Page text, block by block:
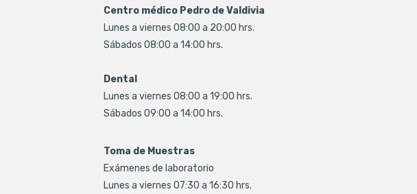
Centro médico Pedro de Valdivia
Lunes a viernes 08:00 a 20:00 hrs.
Sábados 08:00 a 14:00 hrs.
Dental
Lunes a viernes 08:00 a 19:00 hrs.
Sábados 09:00 a 14:00 hrs.
Toma de Muestras
Exámenes de laboratorio
Lunes a viernes 07:30 a 16:30 hrs.